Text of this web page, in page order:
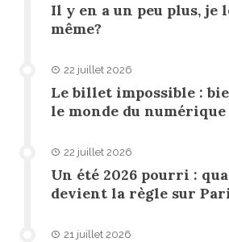
Il y en a un peu plus, je
même?
22 juillet 2026
Le billet impossible :
le monde du
22 juillet 2026
Un été 2026 pourri :
devient la règle sur
21 juillet 2026